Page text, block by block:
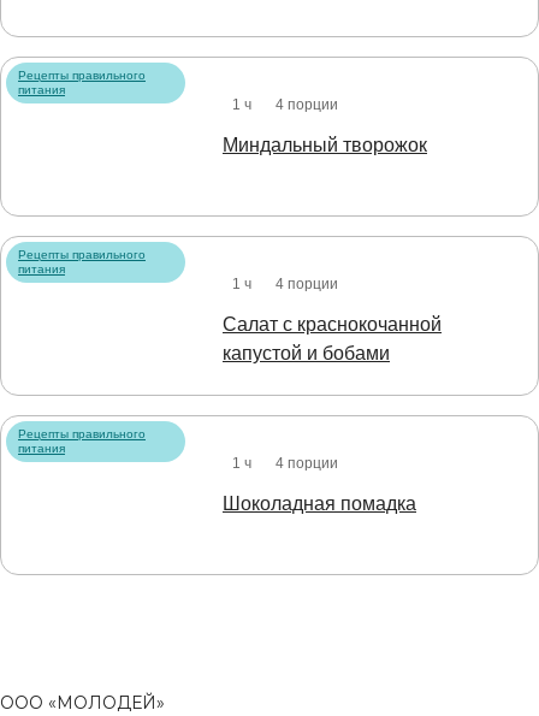
Рецепты правильного
питания
1 ч 4 порции
Миндальный творожок
Рецепты правильного
питания
1 ч 4 порции
Салат с краснокочанной
капустой и бобами
Рецепты правильного
питания
1 ч 4 порции
Шоколадная помадка
ООО «МОЛОДЕЙ»